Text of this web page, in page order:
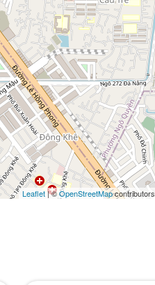
Leaflet| ©OpenStreetMapcontributors